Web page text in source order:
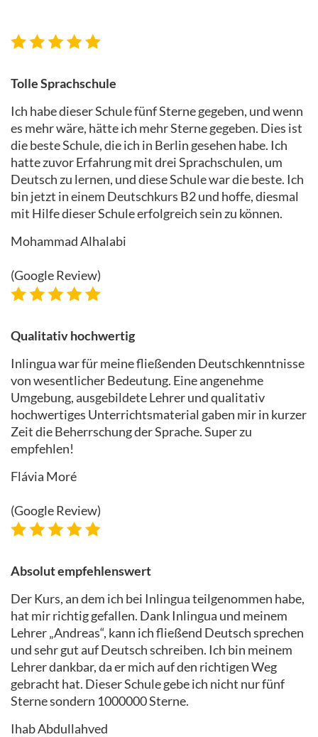
Tolle Sprachschule
Ich habe dieser Schule fünf Sterne gegeben, und wenn
es mehr wäre, hätte ich mehr Sterne gegeben. Dies ist
die beste Schule, die ich in Berlin gesehen habe. Ich
hatte zuvor Erfahrung mit drei Sprachschulen, um
Deutsch zu lernen, und diese Schule war die beste. Ich
bin jetzt in einem Deutschkurs B2 und hoffe, diesmal
mit Hilfe dieser Schule erfolgreich sein zu können.
Mohammad Alhalabi
(Google Review)
Qualitativ hochwertig
Inlingua war für meine fließenden Deutschkenntnisse
von wesentlicher Bedeutung. Eine angenehme
Umgebung, ausgebildete Lehrer und qualitativ
hochwertiges Unterrichtsmaterial gaben mir in kurzer
Zeit die Beherrschung der Sprache. Super zu
empfehlen!
Flávia Moré
(Google Review)
Absolut empfehlenswert
Der Kurs, an dem ich bei Inlingua teilgenommen habe,
hat mir richtig gefallen. Dank Inlingua und meinem
Lehrer „Andreas“, kann ich fließend Deutsch sprechen
und sehr gut auf Deutsch schreiben. Ich bin meinem
Lehrer dankbar, da er mich auf den richtigen Weg
gebracht hat. Dieser Schule gebe ich nicht nur fünf
Sterne sondern 1000000 Sterne.
Ihab Abdullahved